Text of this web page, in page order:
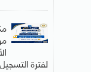
لفترة التسجيل